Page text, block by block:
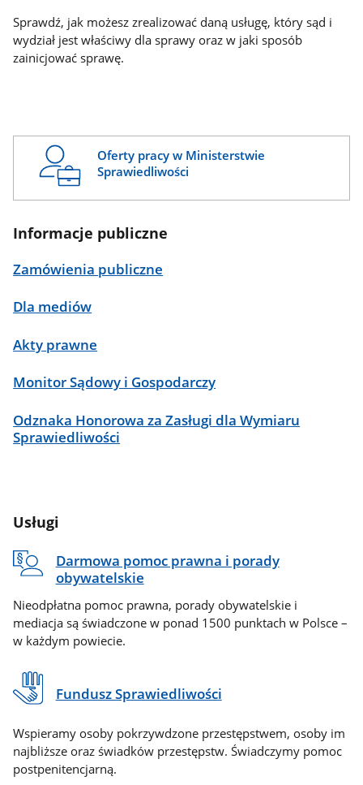
Sprawdź, jak możesz zrealizować daną usługę, który sąd i
wydział jest właściwy dla sprawy oraz w jaki sposób
zainicjować sprawę.
Oferty pracy w Ministerstwie
Sprawiedliwości
Informacje publiczne
Zamówienia publiczne
Dla mediów
Akty prawne
Monitor Sądowy i Gospodarczy
Odznaka Honorowa za Zasługi dla Wymiaru
Sprawiedliwości
Usługi
Darmowa pomoc prawna i porady
obywatelskie
Nieodpłatna pomoc prawna, porady obywatelskie i
mediacja są świadczone w ponad 1500 punktach w Polsce –
w każdym powiecie.
Fundusz Sprawiedliwości
Wspieramy osoby pokrzywdzone przestępstwem, osoby im
najbliższe oraz świadków przestępstw. Świadczymy pomoc
postpenitencjarną.